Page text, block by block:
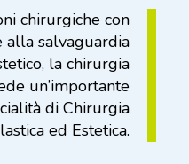
chirurgiche con
alla salvaguardia
la chirurgia
un’importante
di Chirurgia
ed Estetica.